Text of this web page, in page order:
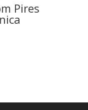
Pires